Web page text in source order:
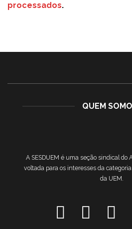
processados.
QUEM
A SESDUEM é uma seção sindical do
voltada para os interesses da
da UEM.